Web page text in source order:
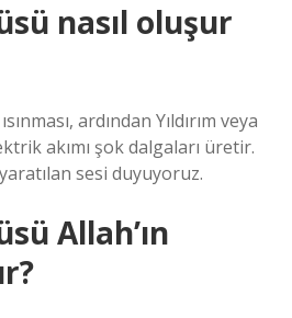
nasıl oluşur
ardından Yıldırım veya
akımı şok dalgaları üretir.
sesi duyuyoruz.
Allah’ın